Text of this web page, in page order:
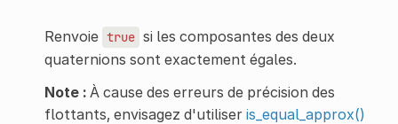
Renvoie true si les composantes des deux
quaternions sont exactement égales.
Note :À cause des erreurs de précision des
flottants, envisagez d'utiliser is_equal_approx()